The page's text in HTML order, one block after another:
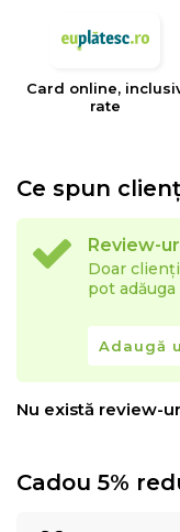
Card online,
rate
Ce spun
Review-
Doar
pot
Adaugă
Nu există review-
Cadou 5%